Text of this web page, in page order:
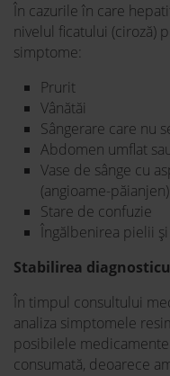
În cazurile în care
nivelul ficatului (ciroză)
simptome:
Prurit
Vânătăi
Sângerare care nu
Abdomen umflat
Vase de sânge cu
(angioame-păianjen)
Stare de confuzie
Îngălbenirea pielii
Stabilirea
În timpul consultului
analiza simptomele
posibilele
consumată, deoarece